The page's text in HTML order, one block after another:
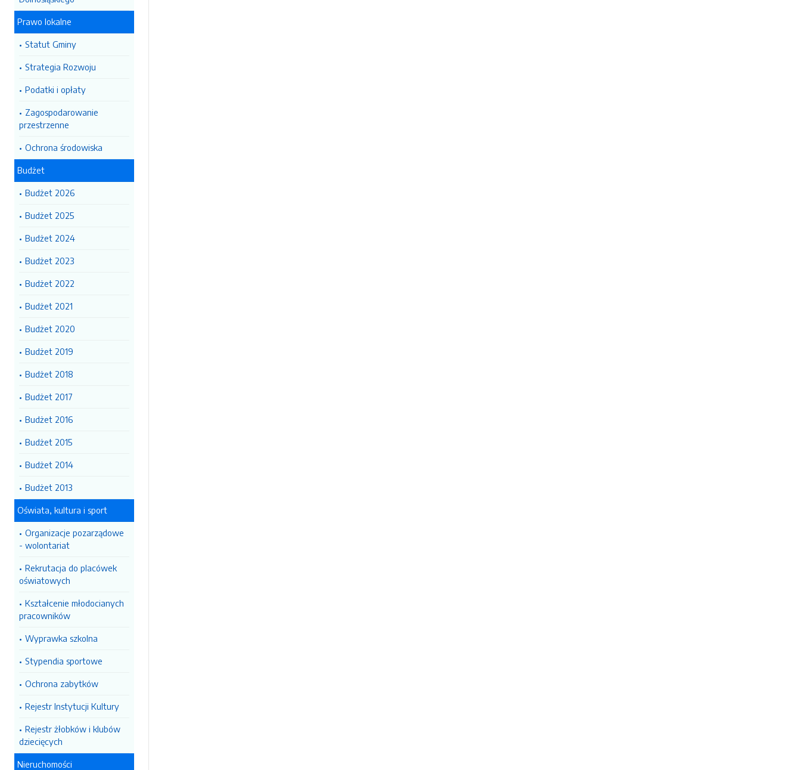
Prawo lokalne
Statut Gminy
Strategia Rozwoju
Podatki i opłaty
Zagospodarowanie
przestrzenne
Ochrona środowiska
Budżet
Budżet 2026
Budżet 2025
Budżet 2024
Budżet 2023
Budżet 2022
Budżet 2021
Budżet 2020
Budżet 2019
Budżet 2018
Budżet 2017
Budżet 2016
Budżet 2015
Budżet 2014
Budżet 2013
Oświata, kultura i sport
Organizacje pozarządowe
- wolontariat
Rekrutacja do placówek
oświatowych
Kształcenie młodocianych
pracowników
Wyprawka szkolna
Stypendia sportowe
Ochrona zabytków
Rejestr Instytucji Kultury
Rejestr żłobków i klubów
dziecięcych
Nieruchomości